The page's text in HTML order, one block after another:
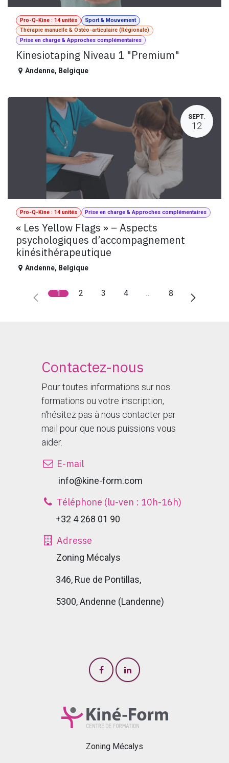
Pro-Q-Kine : 14 unités
Sport & Mouvement
Thérapie manuelle & Ostéo-articulaire (Régionale)
Prise en charge & Approches complémentaires
Kinesiotaping Niveau 1 "Premium"
Andenne, Belgique
SEPT.
12
Pro-Q-Kine : 14 unités Prise en charge & Approches complémentaires
« Les Yellow Flags » – Aspects
psychologiques d’accompagnement
kinésithérapeutique
Andenne, Belgique
1 2 3 4 8
Contactez-nous
Pour toutes informations sur nos
formations ou votre inscription,
n'hésitez pas à nous contacter par
mail pour que nous puissions vous
aider.
E-mail
​ info@kine-form.com
Téléphone (lu-ven : 10h-16h)
+32 4 268 01 90
Adresse
Zoning Mécalys
346, Rue de Pontillas,
5300, Andenne (Landenne)
Zoning Mécalys